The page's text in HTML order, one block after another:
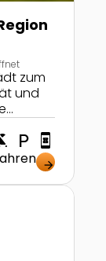
zum
und
local_parking book_online
arrow_forward
im